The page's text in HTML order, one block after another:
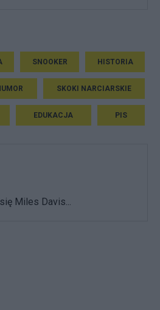
SNOOKER HISTORIA
SKOKI NARCIARSKIE
EDUKACJA PIS
Miles Davis...